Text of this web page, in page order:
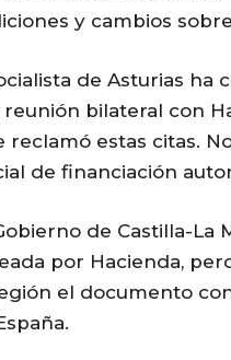
y cambios
de Asturias ha
reunión bilateral con
reclamó estas citas.
de financiación
de Castilla-La
por Hacienda,
el documento